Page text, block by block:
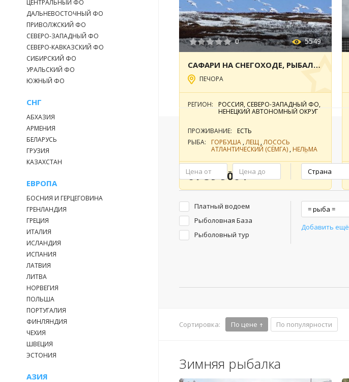
ЦЕНТРАЛЬНЫЙ ФО
ДАЛЬНЕВОСТОЧНЫЙ ФО
ПРИВОЛЖСКИЙ ФО
СЕВЕРО-ЗАПАДНЫЙ ФО
СЕВЕРО-КАВКАЗСКИЙ ФО
СИБИРСКИЙ ФО
УРАЛЬСКИЙ ФО
ЮЖНЫЙ ФО
СНГ
АБХАЗИЯ
АРМЕНИЯ
БЕЛАРУСЬ
ГРУЗИЯ
КАЗАХСТАН
ЕВРОПА
БОСНИЯ И ГЕРЦЕГОВИНА
ГРЕНЛАНДИЯ
ГРЕЦИЯ
ИТАЛИЯ
ИСЛАНДИЯ
ИСПАНИЯ
ЛАТВИЯ
ЛИТВА
НОРВЕГИЯ
ПОЛЬША
ПОРТУГАЛИЯ
ФИНЛЯНДИЯ
ЧЕХИЯ
ШВЕЦИЯ
ЭСТОНИЯ
АЗИЯ
0 5549
САФАРИ НА СНЕГОХОДЕ, РЫБАЛКА НА Р. ПЕЧОРА, ФОТООХОТА ПО ТУНДРЕ
ПЕЧОРА
РЕГИОН:
РОССИЯ, СЕВЕРО-ЗАПАДНЫЙ ФО,
НЕНЕЦКИЙ АВТОНОМНЫЙ ОКРУГ
ПРОЖИВАНИЕ:
ЕСТЬ
РЫБА:
ГОРБУША ,ЛЕЩ ,ЛОСОСЬ
АТЛАНТИЧЕСКИЙ (СЁМГА) , НЕЛЬМА
ХАРИУС,ЩУКА,ЯЗЬ
от 59 900 ₽
Фильтры подбора
Платный водоем
Рыболовная База
Рыболовный тур
Добавить ещё
Сортировка: По цене По популярности
Зимняя рыбалка